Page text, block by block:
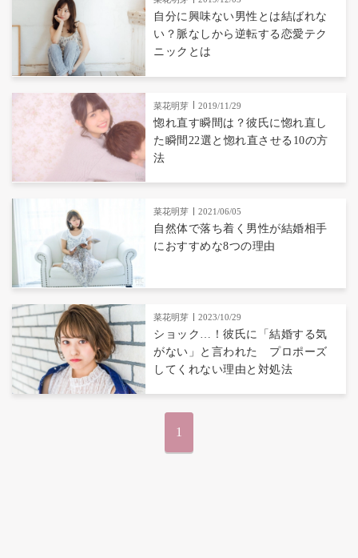
自分に興味ない男性とは結ばれな
い？脈なしから逆転する恋愛テク
ニックとは
菜花明芽 2019/11/29
惚れ直す瞬間は？彼氏に惚れ直し
た瞬間22選と惚れ直させる10の方
法
菜花明芽 2021/06/05
自然体で落ち着く男性が結婚相手
におすすめな8つの理由
菜花明芽 2023/10/29
ショック…！彼氏に「結婚する気
がない」と言われた プロポーズ
してくれない理由と対処法
1